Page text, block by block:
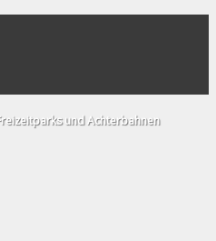
und Achterbahnen